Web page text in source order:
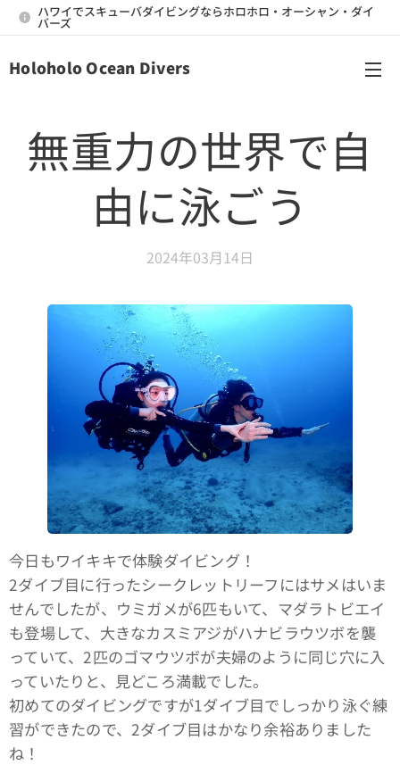
ハワイでスキューバダイビングならホロホロ・オーシャン・ダイ
バーズ
Holoholo Ocean Divers
無重力の世界で自
由に泳ごう
2024年03月14日
今日もワイキキで体験ダイビング！
2ダイブ目に行ったシークレットリーフにはサメはいま
せんでしたが、ウミガメが6匹もいて、マダラトビエイ
も登場して、大きなカスミアジがハナビラウツボを襲
っていて、2匹のゴマウツボが夫婦のように同じ穴に入
っていたりと、見どころ満載でした。
初めてのダイビングですが1ダイブ目でしっかり泳ぐ練
習ができたので、2ダイブ目はかなり余裕ありました
ね！